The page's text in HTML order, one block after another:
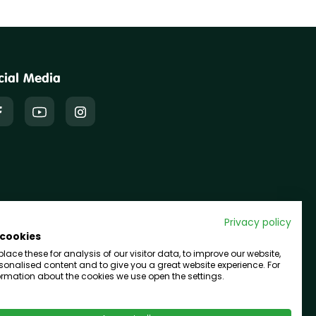
Media
Privacy policy
these for analysis of our visitor data, to improve our website,
content and to give you a great website experience. For
about the cookies we use open the settings.